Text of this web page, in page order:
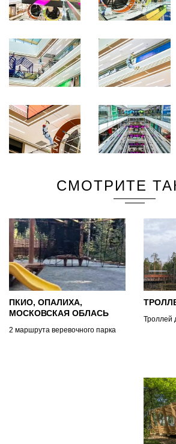
СМОТРИТЕ
ПКИО, ОПАЛИХА,
МОСКОВСКАЯ ОБЛАСЬ
2 маршрута веревочного парка
Троллей